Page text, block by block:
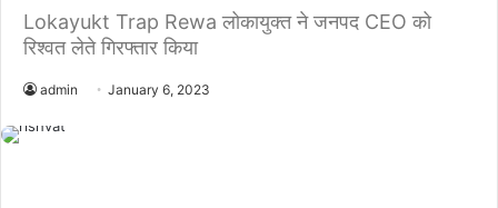
Lokayukt Trap Rewa लोकायुक्त ने जनपद CEO को
रिश्वत लेते गिरफ्तार किया
admin January 6, 2023